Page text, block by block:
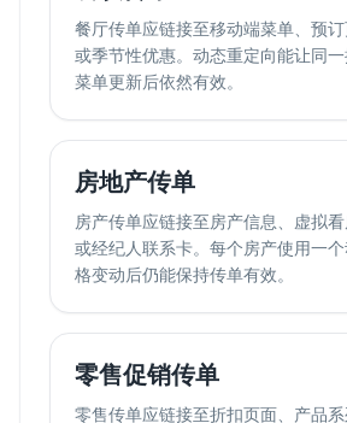
餐厅传单应链接至移动端菜单、预
或季节性优惠。动态重定向能让同
菜单更新后依然有效。
房地产传单
房产传单应链接至房产信息、虚拟
或经纪人联系卡。每个房产使用一
格变动后仍能保持传单有效。
零售促销传单
零售传单应链接至折扣页面、产品系